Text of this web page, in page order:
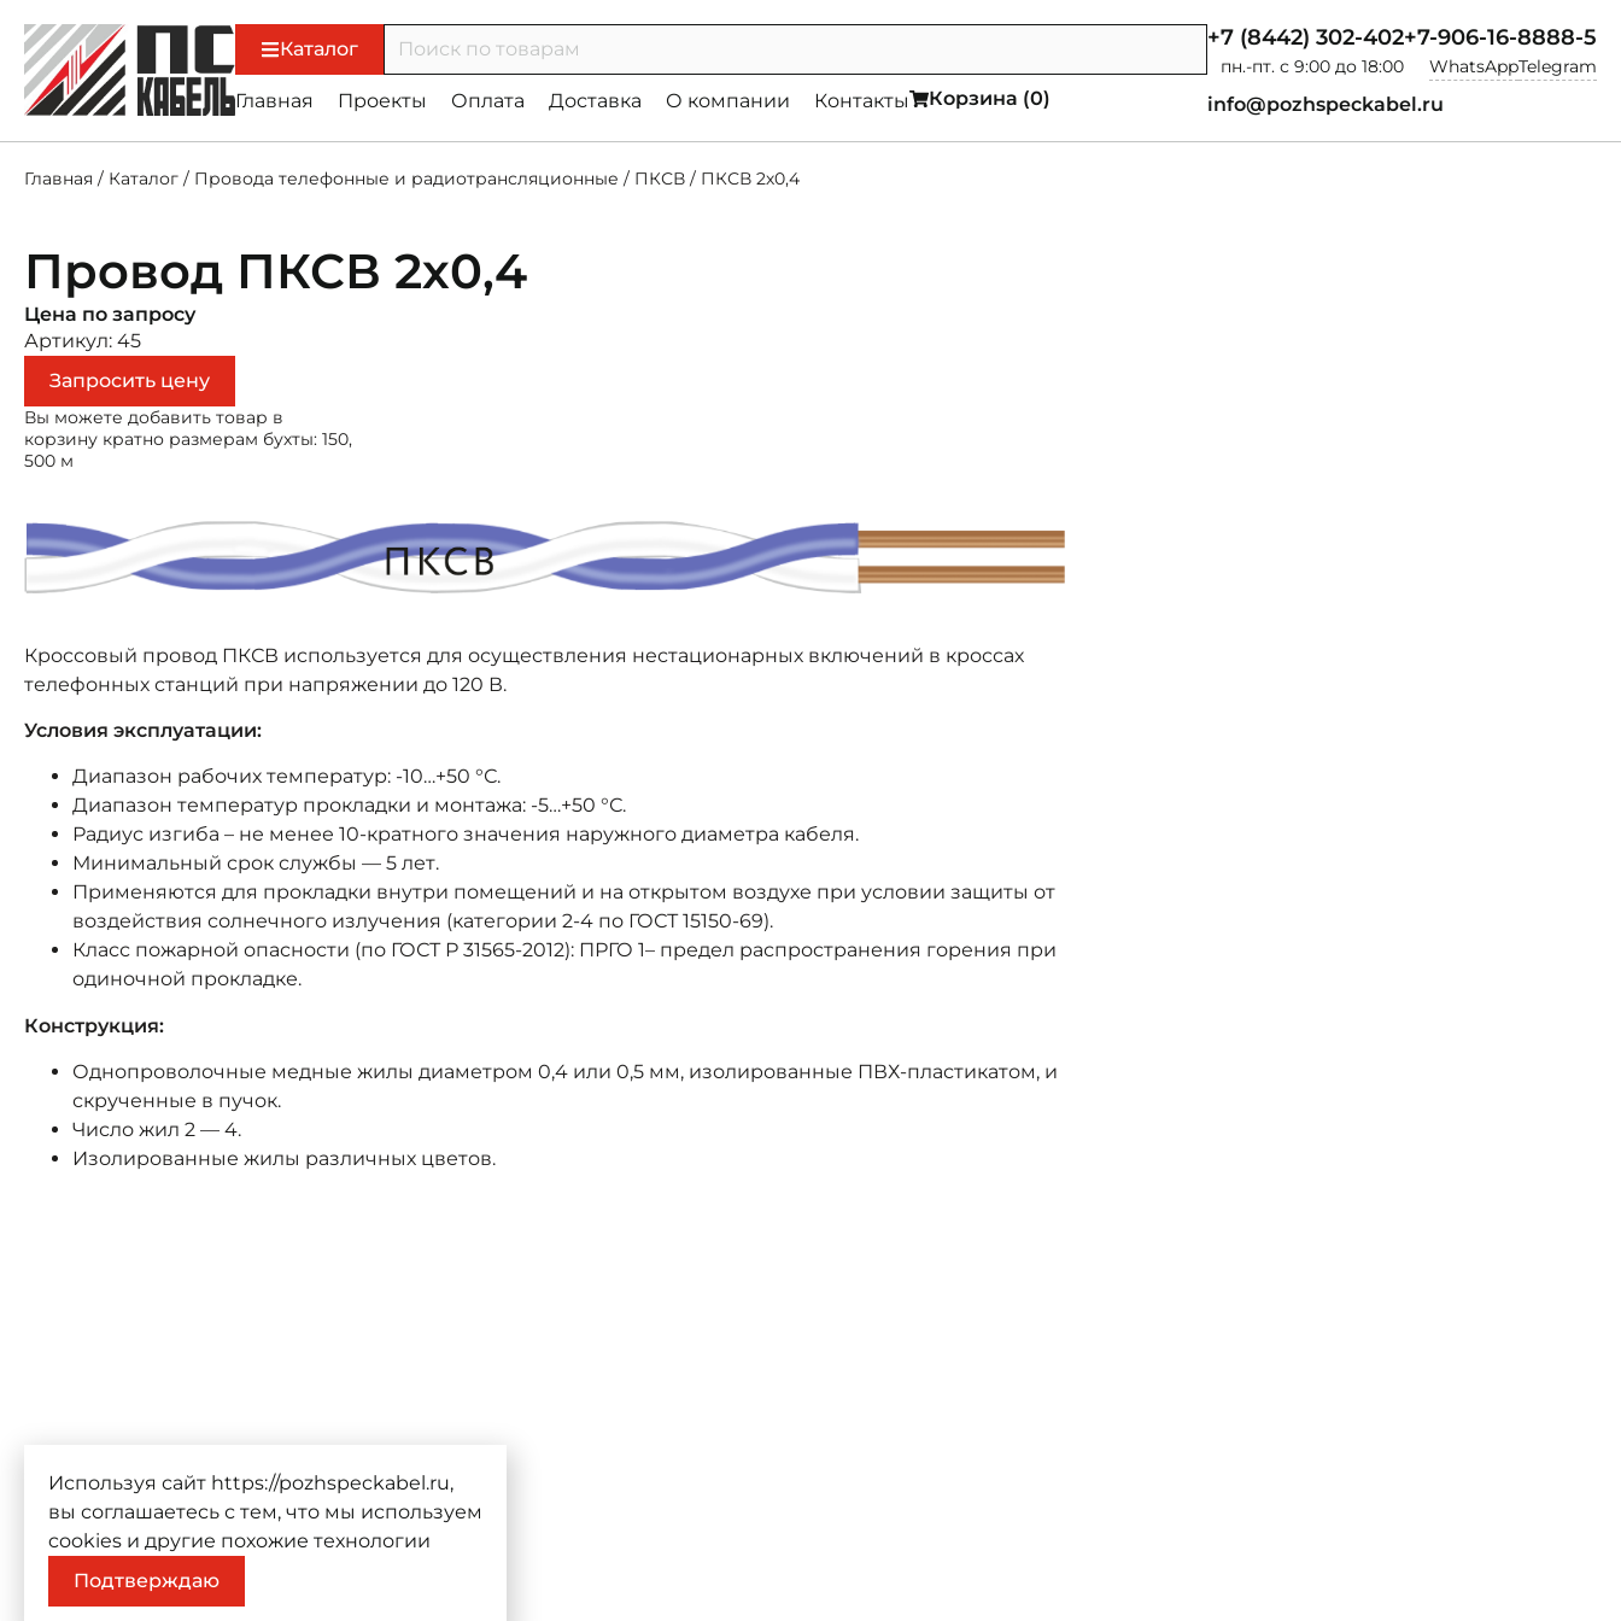
Каталог
Главная Проекты Оплата Доставка О компании Контакты Корзина (0)
+7 (8442) 302-402
пн.-пт. с 9:00 до 18:00
+7-906-16-8888-5
WhatsAppTelegram
info@pozhspeckabel.ru
Главная / Каталог / Провода телефонные и радиотрансляционные / ПКСВ / ПКСВ 2х0,4
Провод ПКСВ 2х0,4
Цена по запросу
Артикул: 45
Запросить цену
Вы можете добавить товар в
корзину кратно размерам бухты: 150,
500 м
Кроссовый провод ПКСВ используется для осуществления нестационарных включений в кроссах
телефонных станций при напряжении до 120 В.
Условия эксплуатации:
Диапазон рабочих температур: -10…+50 °С.
Диапазон температур прокладки и монтажа: -5…+50 °С.
Радиус изгиба – не менее 10-кратного значения наружного диаметра кабеля.
Минимальный срок службы — 5 лет.
Применяются для прокладки внутри помещений и на открытом воздухе при условии защиты от
воздействия солнечного излучения (категории 2-4 по ГОСТ 15150-69).
Класс пожарной опасности (по ГОСТ Р 31565-2012): ПРГО 1– предел распространения горения при
одиночной прокладке.
Конструкция:
Однопроволочные медные жилы диаметром 0,4 или 0,5 мм, изолированные ПВХ-пластикатом, и
скрученные в пучок.
Число жил 2 — 4.
Изолированные жилы различных цветов.
Используя сайт https://pozhspeckabel.ru,
вы соглашаетесь с тем, что мы используем
cookies и другие похожие технологии
Подтверждаю